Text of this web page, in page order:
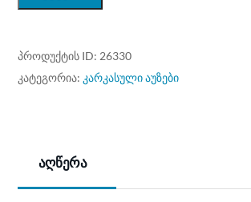
ᲞᲠᲝᲓᲣᲥᲢᲘᲡ ID: 26330
ᲙᲐᲢᲔᲒᲝᲠᲘᲐ: კარკასული აუზები
აღწერა